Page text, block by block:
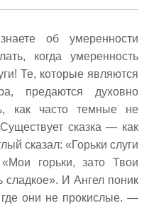
об умеренности
когда умеренность
Те, которые являются
предаются духовно
как часто темные не
сказка — как
сказал: «Горьки слуги
горьки, зато Твои
И Ангел поник
где они не прокислые. —